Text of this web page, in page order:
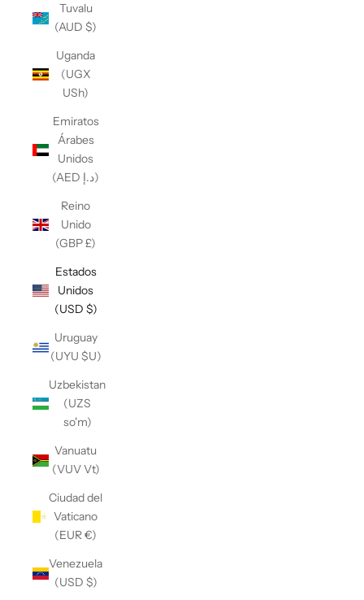
Tuvalu
(AUD $)
Uganda
(UGX
USh)
Emiratos
Árabes
Unidos
(AED د.إ)
Reino
Unido
(GBP £)
Estados
Unidos
(USD $)
Uruguay
(UYU $U)
Uzbekistan
(UZS
so'm)
Vanuatu
(VUV Vt)
Ciudad del
Vaticano
(EUR €)
Venezuela
(USD $)